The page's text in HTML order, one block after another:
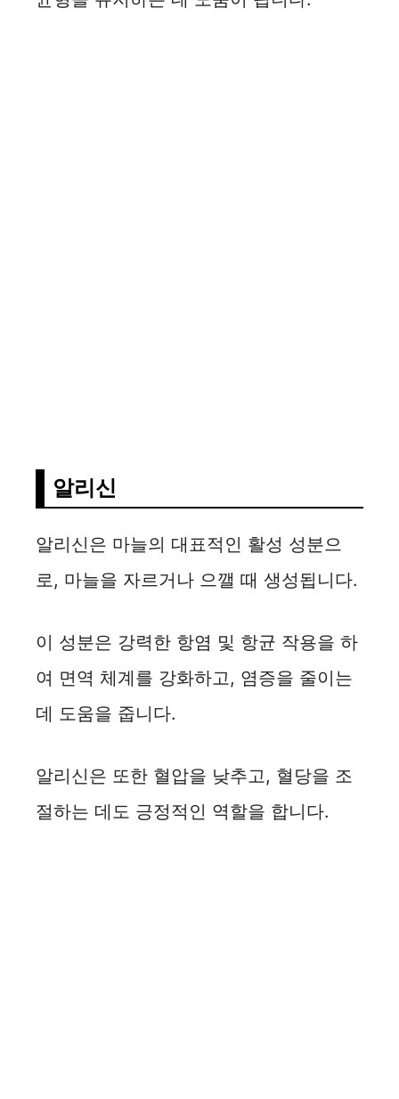
알리신
알리신은 마늘의 대표적인 활성 성분으
로, 마늘을 자르거나 으깰 때 생성됩니다.
이 성분은 강력한 항염 및 항균 작용을 하
여 면역 체계를 강화하고, 염증을 줄이는
데 도움을 줍니다.
알리신은 또한 혈압을 낮추고, 혈당을 조
절하는 데도 긍정적인 역할을 합니다.